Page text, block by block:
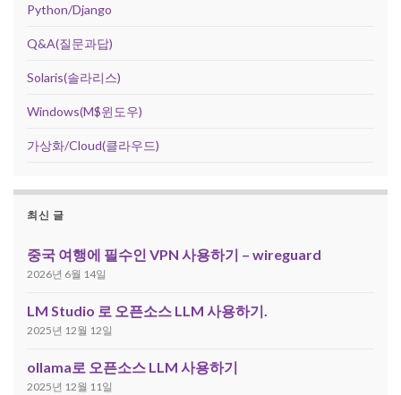
Python/Django
Q&A(질문과답)
Solaris(솔라리스)
Windows(M$윈도우)
가상화/Cloud(클라우드)
최신 글
중국 여행에 필수인 VPN 사용하기 – wireguard
2026년 6월 14일
LM Studio 로 오픈소스 LLM 사용하기.
2025년 12월 12일
ollama로 오픈소스 LLM 사용하기
2025년 12월 11일